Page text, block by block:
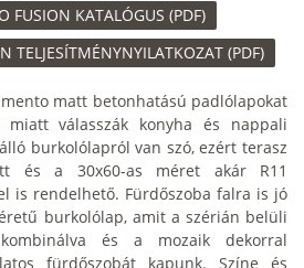
FUSION KATALÓGUS (PDF)
TELJESÍTMÉNYNYILATKOZAT (PDF)
matt betonhatású padlólapokat
miatt válasszák konyha és nappali
burkolólapról van szó, ezért terasz
és a 30x60-as méret akár R11
is rendelhető. Fürdőszoba falra is jó
burkolólap, amit a szérián belüli
és a mozaik dekorral
fürdőszobát kapunk. Színe és